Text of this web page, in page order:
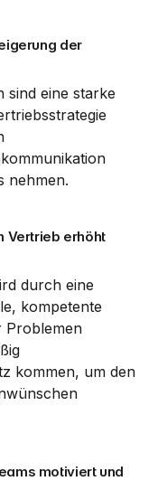
der
sind eine starke
nehmen.
Vertrieb erhöht
durch eine
kompetente
Problemen
kommen, um den
motiviert und